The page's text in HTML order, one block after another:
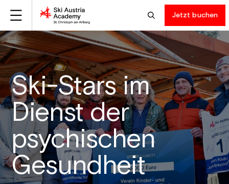
Jetzt buchen
Ski-Stars im
Dienst der
psychischen
Gesundheit